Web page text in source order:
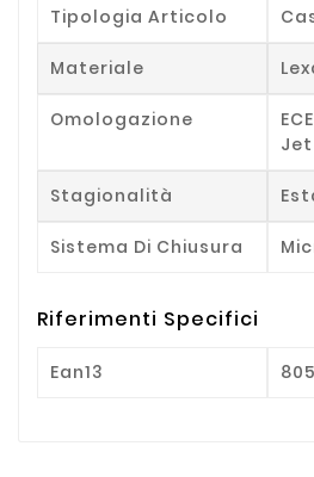
Tipologia Articolo
Materiale
Omologazione
Jet
Stagionalità
Sistema Di Chiusura
Riferimenti Specifici
Ean13